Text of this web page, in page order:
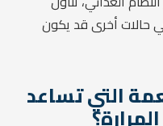
حالات أخرى قد يكون
التي تساعد